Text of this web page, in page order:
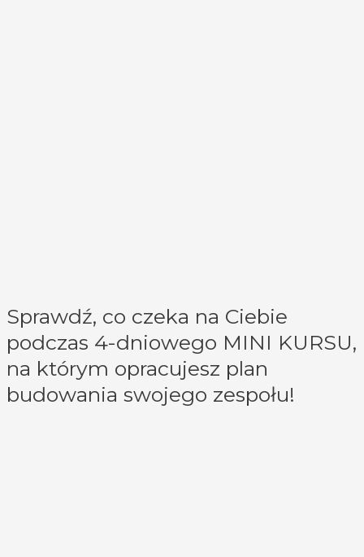
Sprawdź, co czeka na Ciebie
podczas 4-dniowego MINI KURSU,
na którym opracujesz plan
budowania swojego zespołu!